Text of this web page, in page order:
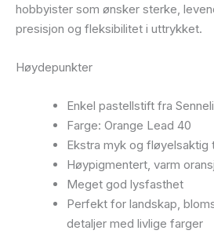
hobbyister som ønsker sterke,
presisjon og fleksibilitet i uttrykket.
Høydepunkter
Enkel pastellstift fra
Farge: Orange Lead 40
Ekstra myk og fløyelsaktig
Høypigmentert, varm
Meget god lysfasthet
Perfekt for landskap,
detaljer med livlige farger